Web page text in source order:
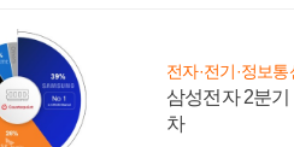
전자·전기·정보통
삼성전자 2분
차